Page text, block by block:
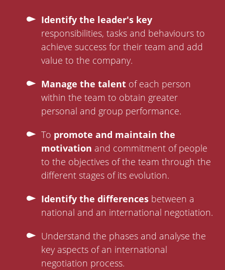
Identify the leader's key
responsibilities, tasks and behaviours to
achieve success for their team and add
value to the company.
Manage the talent of each person
within the team to obtain greater
personal and group performance.
To promote and maintain the
motivation and commitment of people
to the objectives of the team through the
different stages of its evolution.
Identify the differences between a
national and an international negotiation.
Understand the phases and analyse the
key aspects of an international
negotiation process.